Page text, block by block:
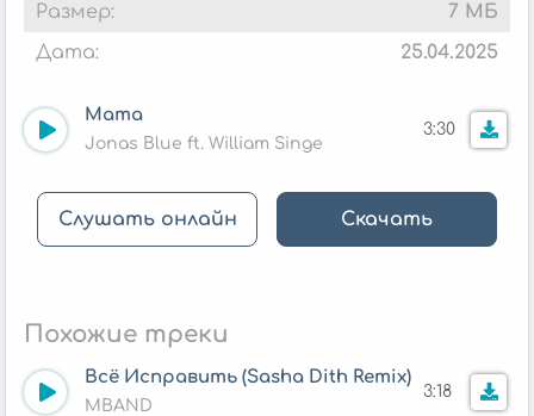
Размер:
7 МБ
Дата:
25.04.2025
Mama
Jonas Blue ft. William Singe
3:30
Слушать онлайн Скачать
Похожие треки
Всё Исправить (Sasha Dith Remix)
MBAND
3:18